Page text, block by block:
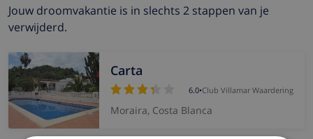
Jouw droomvakantie is in slechts 2 stappen van je
verwijderd.
Carta
6.0•Club Villamar Waardering
Moraira, Costa Blanca